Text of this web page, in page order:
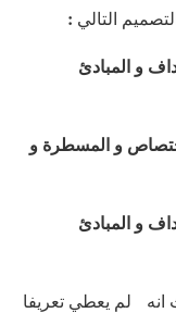
التالي :
و المبادئ
و المسطرة و
و المبادئ
انه لم يعطي تعريفا